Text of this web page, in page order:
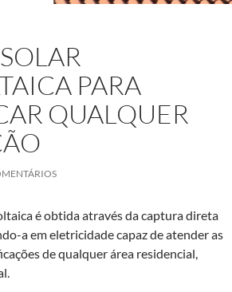
PARA
QUALQUER
é obtida através da captura direta
a em eletricidade capaz de atender as
de qualquer área residencial,